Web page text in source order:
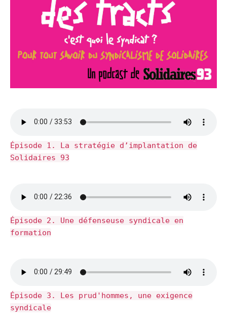
Épisode 1. La stratégie d’implantation de
Solidaires 93
Épisode 2. Une défenseuse syndicale en
formation
Épisode 3. Les prud'hommes, une exigence
syndicale